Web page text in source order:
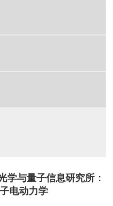
与量子信息研究所：
电动力学